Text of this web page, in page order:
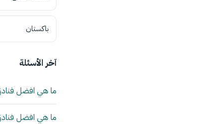
باكستان
آخر الأسئلة
ما هي افضل
ما هي افضل